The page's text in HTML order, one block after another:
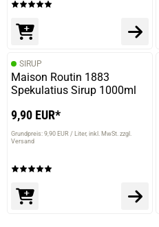
SIRUP
Maison Routin 1883
Spekulatius Sirup 1000ml
9,90 EUR*
Grundpreis: 9,90 EUR / Liter inkl. MwSt. zzgl.
Versand